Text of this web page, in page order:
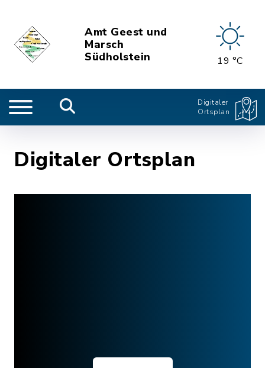
Amt Geest und
Marsch
Südholstein
19 °C
Digitaler
Ortsplan
Digitaler Ortsplan